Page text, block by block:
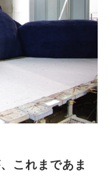
これまであま